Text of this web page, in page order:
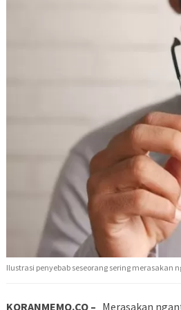
Ilustrasi penyebab seseorang sering merasakan
KORANMEMO.CO – Merasakan